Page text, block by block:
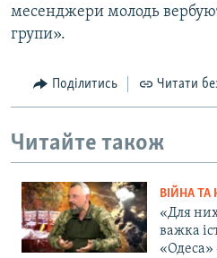
месенджери молодь
групи».
Поділитись Читати
Читайте також
ВІЙНА
«Для
важка
«Одеса»